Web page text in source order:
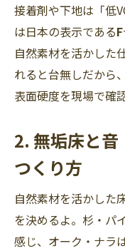
接着剤や下地は「低
は日本の表示である
自然素材を活かした
れると台無しだから
表面硬度を現場で確
2. 無垢床と
つくり方
自然素材を活かした
を決めるよ。杉・パ
感じ、オーク・ナラ